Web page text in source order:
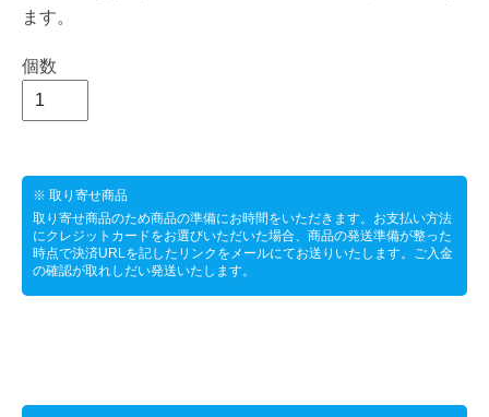
ます。
個数
※ 取り寄せ商品
取り寄せ商品のため商品の準備にお時間をいただきます。お支払い方法
にクレジットカードをお選びいただいた場合、商品の発送準備が整った
時点で決済URLを記したリンクをメールにてお送りいたします。ご入金
の確認が取れしだい発送いたします。